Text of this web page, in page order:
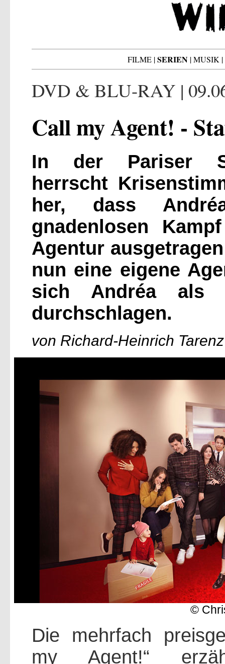
FILME|SERIEN |MUSIK |
DVD & BLU-RAY |
Call my Agent! -
In der Pariser
herrscht
her, dass
gnadenlosen
Agentur
nun eine eigene
sich Andréa als
durchschlagen.
von Richard-Heinrich Tarenz
©
Die mehrfach
my Agent!“